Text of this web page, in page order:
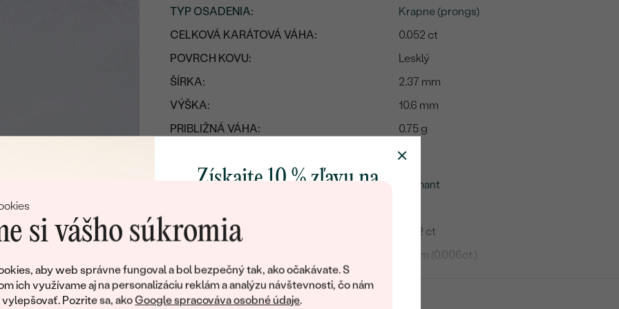
si vášho súkromia
aby web správne fungoval a bol bezpečný tak, ako očakávate. S
ich využívame aj na personalizáciu reklám a analýzu návštevnosti, čo nám
Pozrite sa, akoGoogle spracováva osobné údaje.
TYP OSADENIA:
Krapne (prongs)
CELKOVÁ KARÁTOVÁ VÁHA:
0.052 ct
POVRCH KOVU:
Lesklý
ŠÍRKA:
2.37 mm
VÝŠKA:
10.6 mm
PRIBLIŽNÁ VÁHA:
0.75 g
DRUH:
Diamant
KARÁTOVÁ VÁHA
0.012 ct
1.1 mm (0.006ct.)
ČISTOTA:
FARBA:
Získajte 10 % zľavu na
poctivo vyrábaných šperkov Eppi.
Ako darček na privítanie vám
obratom pošleme zľavový kód na